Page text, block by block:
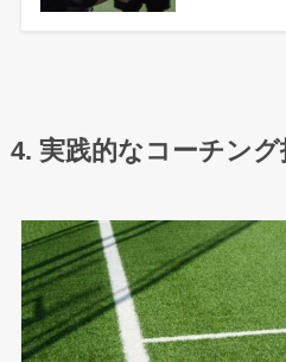
4. 実践的なコーチン